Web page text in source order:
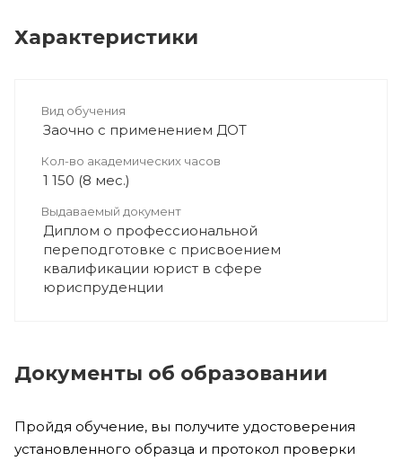
Характеристики
Вид обучения
Заочно с применением ДОТ
Кол-во академических часов
1 150 (8 мес.)
Выдаваемый документ
Диплом о профессиональной
переподготовке с присвоением
квалификации юрист в сфере
юриспруденции
Документы об образовании
Пройдя обучение, вы получите удостоверения
установленного образца и протокол проверки